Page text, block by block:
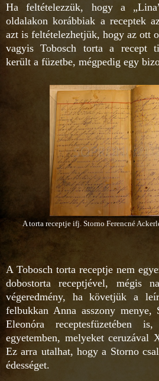
Ha feltételezzük, hogy a
oldalakon korábbiak a receptek
azt is feltételezhetjük, hogy az ott
vagyis Tobosch torta a recept
került a füzetbe, mégpedig egy
A torta receptje ifj. Storno Ferencné
A Tobosch torta receptje nem
dobostorta receptjével, mégis
végeredmény, ha követjük a
felbukkan Anna asszony menye,
Eleonóra receptesfüzetében
egyetemben, melyeket
Ez arra utalhat, hogy a Storno
édességet.